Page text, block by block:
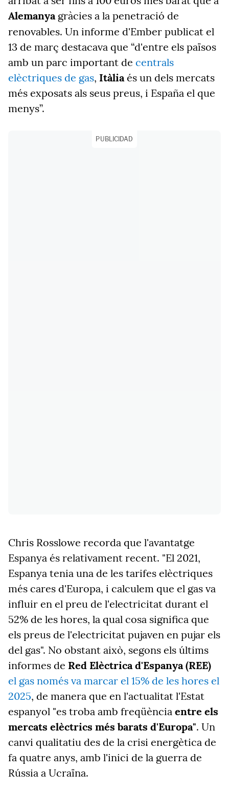
Alemanyagràcies a la penetració de
renovables. Un informe d'Ember publicat el
13 de març destacava que “d'entre els països
amb un parc important de centrals
elèctriques de gas, Itàliaés un dels mercats
més exposats als seus preus, i España el que
menys”.
PUBLICIDAD
Chris Rosslowe recorda que l'avantatge
Espanya és relativament recent. "El 2021,
Espanya tenia una de les tarifes elèctriques
més cares d'Europa, i calculem que el gas va
influir en el preu de l'electricitat durant el
52% de les hores, la qual cosa significa que
els preus de l'electricitat pujaven en pujar els
del gas". No obstant això, segons els últims
informes de Red Elèctrica d'Espanya (REE)
el gas només va marcar el 15% de les hores el
2025, de manera que en l'actualitat l'Estat
espanyol "es troba amb freqüència entre els
mercats elèctrics més barats d'Europa". Un
canvi qualitatiu des de la crisi energètica de
fa quatre anys, amb l'inici de la guerra de
Rússia a Ucraïna.